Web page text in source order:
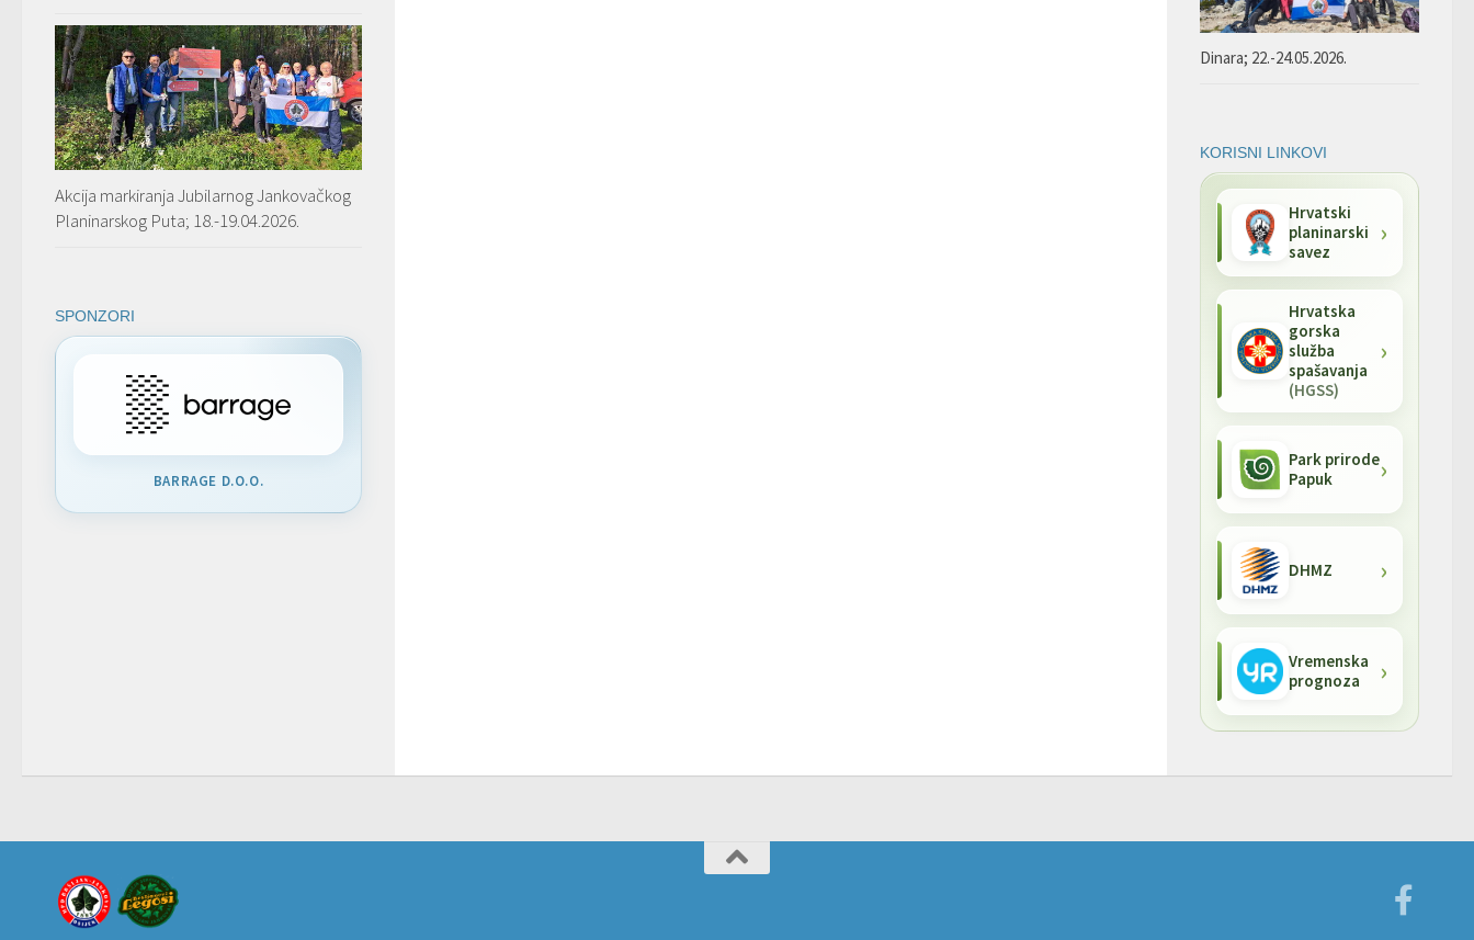
Akcija markiranja Jubilarnog Jankovačkog
Planinarskog Puta; 18.-19.04.2026.
SPONZORI
BARRAGE D.O.O.
Dinara; 22.-24.05.2026.
KORISNI LINKOVI
Hrvatski
planinarski
savez
Hrvatska
gorska
služba
spašavanja
(HGSS)
Park prirode
Papuk
DHMZ
Vremenska
prognoza